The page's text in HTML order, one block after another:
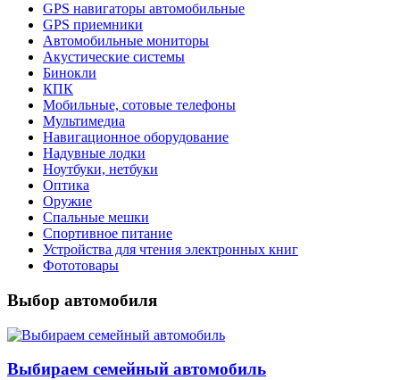
GPS навигаторы автомобильные
GPS приемники
Автомобильные мониторы
Акустические системы
Бинокли
КПК
Мобильные, сотовые телефоны
Мультимедиа
Навигационное оборудование
Надувные лодки
Ноутбуки, нетбуки
Оптика
Оружие
Спальные мешки
Спортивное питание
Устройства для чтения электронных книг
Фототовары
Выбор автомобиля
Выбираем семейный автомобиль